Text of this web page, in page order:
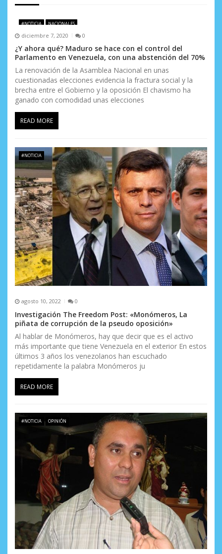
e
n
t
r
a
d
a
s
#NOTICIA NACIONALES
diciembre 7, 2020 0
¿Y ahora qué? Maduro se hace con el control del
Parlamento en Venezuela, con una abstención del 70%
La renovación de la Asamblea Nacional en unas
cuestionadas elecciones evidencia la fractura social y la
brecha entre el Gobierno y la oposición El chavismo ha
ganado con comodidad unas elecciones
READ MORE
#NOTICIA
agosto 10, 2022 0
Investigación The Freedom Post: «Monómeros, La
piñata de corrupción de la pseudo oposición»
Al hablar de Monómeros, hay que decir que es el activo
más importante que tiene Venezuela en el exterior En estos
últimos 3 años los venezolanos han escuchado
repetidamente la palabra Monómeros ju
READ MORE
#NOTICIA OPINIÓN